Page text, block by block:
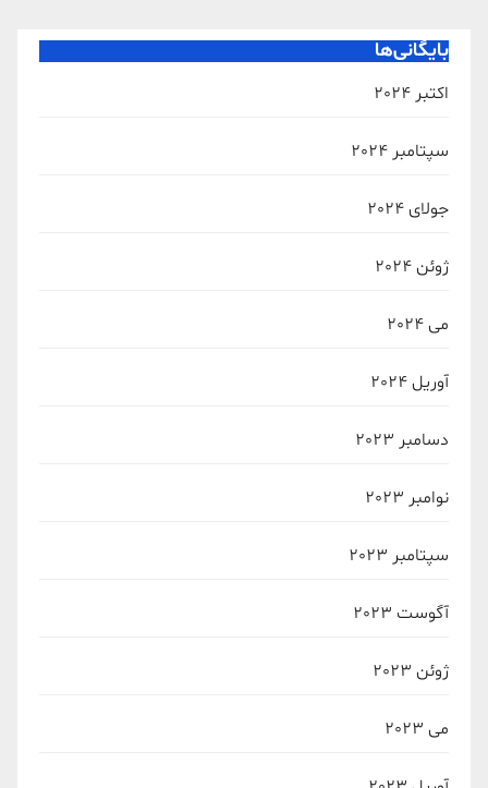
بایگانی‌ها
اکتبر 2024
سپتامبر 2024
جولای 2024
ژوئن 2024
می 2024
آوریل 2024
دسامبر 2023
نوامبر 2023
سپتامبر 2023
آگوست 2023
ژوئن 2023
می 2023